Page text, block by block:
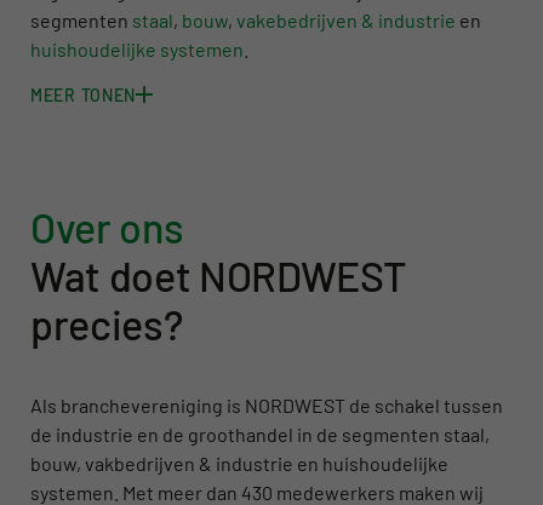
segmenten staal, bouw, vakebedrijven & industrie en
huishoudelijke systemen
MEER TONEN
Over ons
Wat doet NORDWEST
precies?
Als branchevereniging is NORDWEST de schakel tussen
de industrie en de groothandel in de segmenten staal,
bouw, vakbedrijven & industrie en huishoudelijke
systemen. Met meer dan 430 medewerkers maken wij